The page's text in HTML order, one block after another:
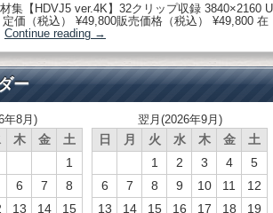
集【HDVJ5 ver.4K】32クリップ収録 3840×2160 U
価（税込） ¥49,800販売価格（税込） ¥49,800 在
Continue reading →
ー
年8月)
木 金
土
1
6 7
8
13 14
15
翌月(2026年9月)
日 月 火 水 木 金
土
1
2 3 4
5
6
7 8 9 10 11
12
13
14 15 16 17 18
19